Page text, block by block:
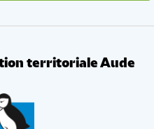
territoriale Aude